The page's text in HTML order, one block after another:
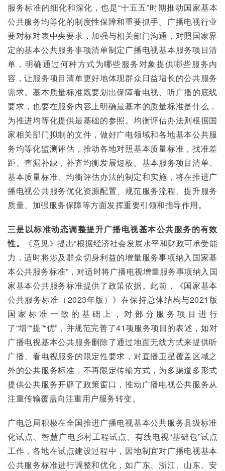
服务标准的细化和深化，也是“十五五”时期推动国家基本
公共服务均等化的制度性保障和重要抓手。广播电视行业
要对标对表中央要求，加强与相关部门沟通，对照国家界
定的基本公共服务事项清单制定广播电视基本服务项目清
单，明确通过何种方式为哪些服务对象提供哪些服务内
容，让服务项目清单更好地体现群众日益增长的公共服务
需求。基本质量标准既要划出保障看电视、听广播的底线
要求，也要在服务内容上明确最基本的质量标准是什么，
为推进均等化提供最基础的参照。均衡评估办法则根据国
家相关部门拟制的文件，做好广电领域和各地基本公共服
务均等化监测评估，推动各地对照基本质量标准，找准差
距、查漏补缺，补齐均衡发展短板。基本服务项目清单、
基本质量标准、均衡评估办法的制定和实施，将在推进广
播电视公共服务优化资源配置、规范服务流程、提升服务
质量、加强服务保障等方面发挥重要引领和指导作用。
三是以标准动态调整提升广播电视基本公共服务的有效
性。
《意见》提出“根据经济社会发展水平和财政可承受能
力，适时将涉及群众切身利益的增量服务事项纳入国家基
本公共服务标准”，对适时将广播电视增量服务事项纳入国
家基本公共服务标准提供了政策依据。此前，《国家基本
公共服务标准（2023年版）》在保持总体结构与2021版
国家标准一致的基础上，对部分服务项目进行
了“增”“提”“优”，并规范完善了41项服务项目的表述，如对
广播电视基本公共服务删除了通过地面无线方式来提供听
广播、看电视服务的限定性要求，对直播卫星覆盖区域之
外的公共服务标准，不再限定传输方式，为多渠道多形式
提供公共服务开辟了政策窗口，推动广播电视公共服务从
注重传输覆盖向注重用户服务转变。
广电总局积极在全国推进广播电视基本公共服务县级标准
化试点、智慧广电乡村工程试点、有线电视“基础包”试点
工作，各地在试点建设过程中，因地制宜对广播电视基本
公共服务标准进行调整和优化，如广东、浙江、山东、安